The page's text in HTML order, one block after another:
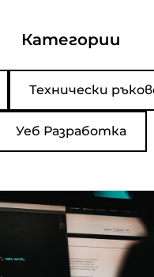
Категории
Технически
Уеб Разработка